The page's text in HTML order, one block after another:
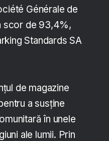
Générale de
scor de 93,4%,
Standards SA
de magazine
a susține
în unele
ale lumii. Prin